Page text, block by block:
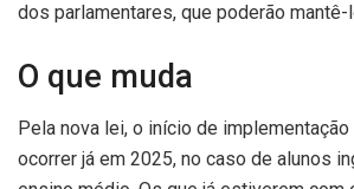
dos parlamentares, que poderão mantê-
O que muda
Pela nova lei, o início de
ocorrer já em 2025, no caso de alunos